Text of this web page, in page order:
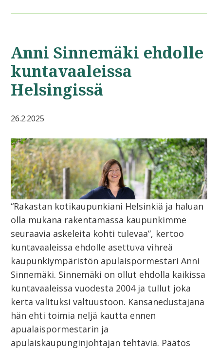
Anni Sinnemäki ehdolle
kuntavaaleissa
Helsingissä
26.2.2025
“Rakastan kotikaupunkiani Helsinkiä ja haluan
olla mukana rakentamassa kaupunkimme
seuraavia askeleita kohti tulevaa”, kertoo
kuntavaaleissa ehdolle asettuva vihreä
kaupunkiympäristön apulaispormestari Anni
Sinnemäki. Sinnemäki on ollut ehdolla kaikissa
kuntavaaleissa vuodesta 2004 ja tullut joka
kerta valituksi valtuustoon. Kansanedustajana
hän ehti toimia neljä kautta ennen
apualaispormestarin ja
apulaiskaupunginjohtajan tehtäviä. Päätös